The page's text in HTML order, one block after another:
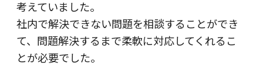
考えていました。
社内で解決できない問題を相談することができ
て、問題解決するまで柔軟に対応してくれるこ
とが必要でした。